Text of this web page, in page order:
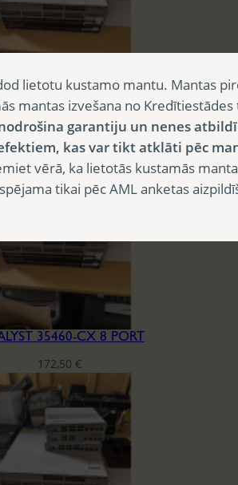
35460-CX 12 PORT
225,00€
35460-CX 8 PORT
172,50 €
lietotu kustamo mantu. Mantas
mantas izvešana no
garantiju un nenes
kas var tikt atklāti pēc
vērā, ka lietotās kustamās
tikai pēc AML anketas